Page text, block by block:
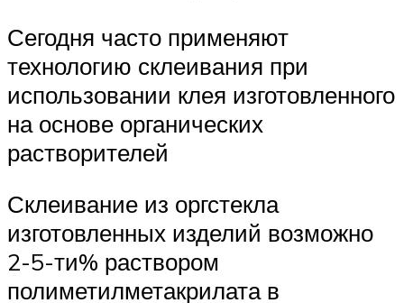
Сегодня часто применяют
технологию склеивания при
использовании клея изготовленного
на основе органических
растворителей
Склеивание из оргстекла
изготовленных изделий возможно
2-5-ти% раствором
полиметилметакрилата в